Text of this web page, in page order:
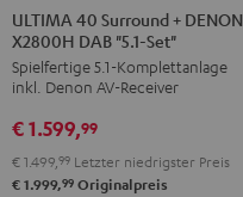
40
Surround
+
DENON
X2800H
DAB
"5.1-
40
Surround
+
DENON
X2800H
DAB
"5.1-
ULTIMA 40 Surround + DENON
X2800H DAB "5.1-Set"
Spielfertige 5.1-Komplettanlage
inkl. Denon AV-Receiver
€ 1.599,99
€ 1.499, 99 Letzter niedrigster Preis
€ 1.999,99 Originalpreis